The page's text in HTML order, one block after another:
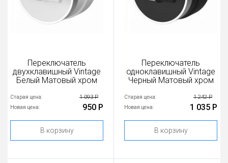
Переключатель
двухклавишный Vintage
Белый Матовый хром
Старая цена: 1 093 Р
Новая цена: 950 Р
В корзину
Переключатель
одноклавишный Vintage
Черный Матовый хром
Старая цена: 1 242 Р
Новая цена: 1 035 Р
В корзину